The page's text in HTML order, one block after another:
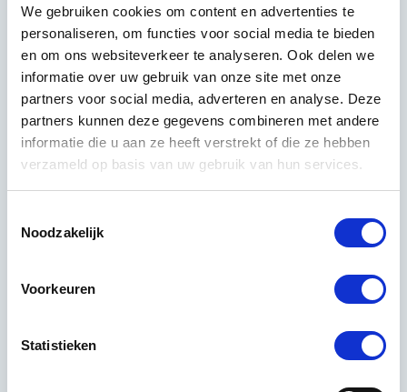
We gebruiken cookies om content en advertenties te
personaliseren, om functies voor social media te bieden
en om ons websiteverkeer te analyseren. Ook delen we
informatie over uw gebruik van onze site met onze
partners voor social media, adverteren en analyse. Deze
partners kunnen deze gegevens combineren met andere
informatie die u aan ze heeft verstrekt of die ze hebben
verzameld op basis van uw gebruik van hun services.
Noodzakelijk
Voorkeuren
Statistieken
Stel altijd vragen overervaring, beschikbaarheid en
verzekeringenvoordat je een schoonmaakbedrijf kiest.
Vraag naar referenties van vergelijkbare kantoren,
controleer of ze voldoende verzekerd zijn en bespreek
hoe ze omgaan met ziekte of vakantie van hun
medewerkers.
Hier zijn de belangrijkste vragen die je moet stellen:
het onze?
klanten?
vakantie?